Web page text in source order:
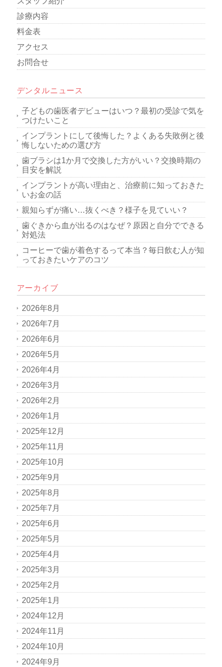
診療内容
料金表
アクセス
お問合せ
デンタルニュース
子どもの歯医者デビューはいつ？最初の受診で気を
つけたいこと
インプラントにして後悔した？よくある失敗例と後
悔しないための選び方
歯ブラシは1か月で交換した方がいい？交換時期の
目安を解説
インプラントが高い理由と、治療前に知っておきた
いお金の話
親知らずが痛い…抜くべき？様子を見ていい？
歯ぐきから血が出るのはなぜ？原因と自分でできる
対処法
コーヒーで歯が着色するって本当？毎日飲む人が知
っておきたいケアのコツ
アーカイブ
2026年8月
2026年7月
2026年6月
2026年5月
2026年4月
2026年3月
2026年2月
2026年1月
2025年12月
2025年11月
2025年10月
2025年9月
2025年8月
2025年7月
2025年6月
2025年5月
2025年4月
2025年3月
2025年2月
2025年1月
2024年12月
2024年11月
2024年10月
2024年9月